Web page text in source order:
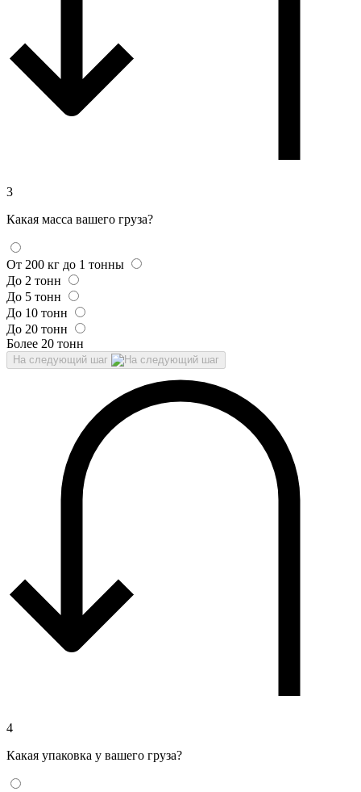
3
Какая масса вашего груза?
От 200 кг до 1 тонны
До 2 тонн
До 5 тонн
До 10 тонн
До 20 тонн
Более 20 тонн
На следующий шаг
4
Какая упаковка у вашего груза?